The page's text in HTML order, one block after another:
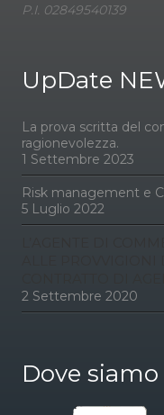
P.I. 02849540139
UpDate
La prova scritta del
ragionevolezza.
1 Settembre 2023
Risk management e
5 Luglio 2022
2 Settembre 2020
Dove siamo